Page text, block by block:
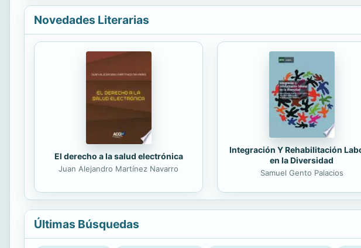
Novedades Literarias
El derecho a la salud electrónica
Juan Alejandro Martínez Navarro
Integración Y Rehabilitación
en la Diversidad
Samuel Gento Palacios
Últimas Búsquedas